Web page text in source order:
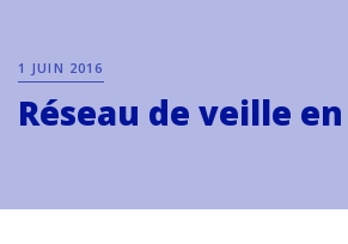
1 JUIN 2016
Réseau de veille